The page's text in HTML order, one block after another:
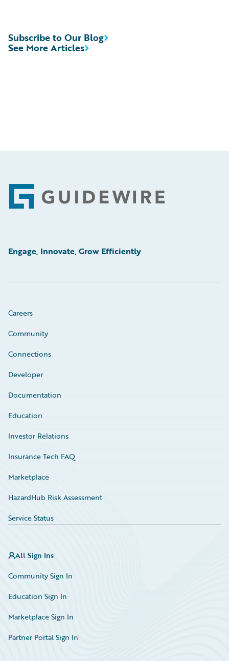
See More Articles
Subscribe to Our Blog
Footer
Engage, Innovate, Grow Efficiently
Careers
Community
Connections
Developer
Documentation
Education
Investor Relations
Insurance Tech FAQ
Marketplace
HazardHub Risk Assessment
Service Status
All Sign Ins
Community Sign In
Education Sign In
Marketplace Sign In
Partner Portal Sign In